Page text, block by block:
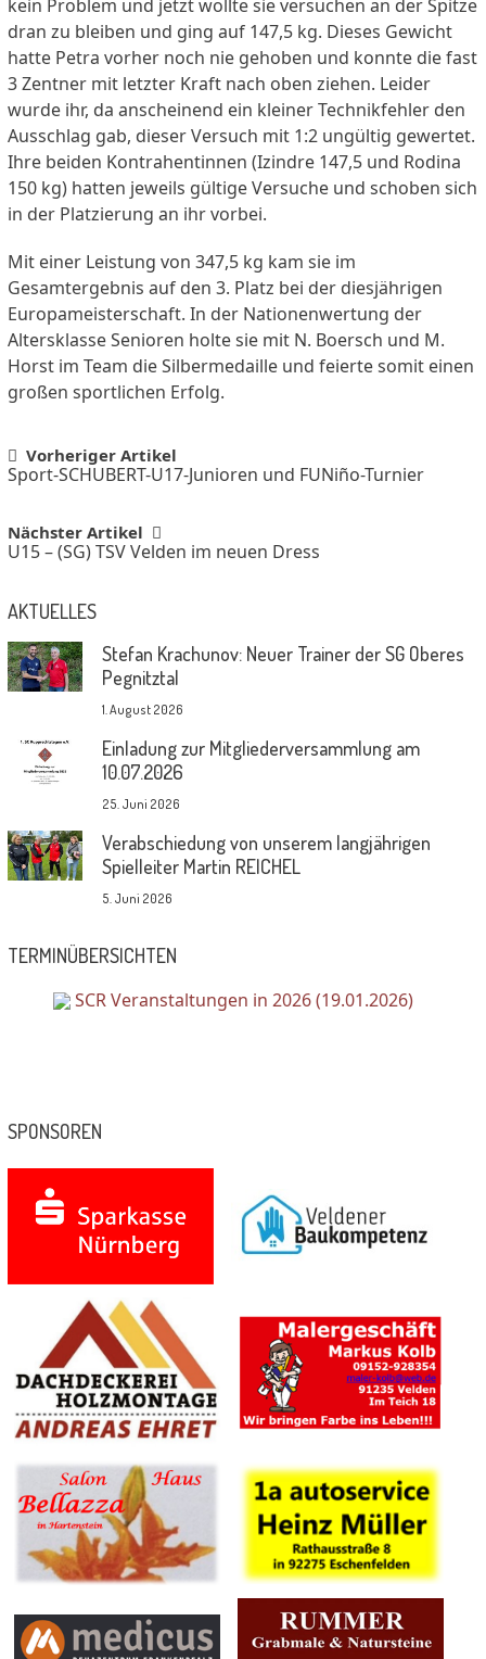
kein Problem und jetzt wollte sie versuchen an der Spitze
dran zu bleiben und ging auf 147,5 kg. Dieses Gewicht
hatte Petra vorher noch nie gehoben und konnte die fast
3 Zentner mit letzter Kraft nach oben ziehen. Leider
wurde ihr, da anscheinend ein kleiner Technikfehler den
Ausschlag gab, dieser Versuch mit 1:2 ungültig gewertet.
Ihre beiden Kontrahentinnen (Izindre 147,5 und Rodina
150 kg) hatten jeweils gültige Versuche und schoben sich
in der Platzierung an ihr vorbei.
Mit einer Leistung von 347,5 kg kam sie im
Gesamtergebnis auf den 3. Platz bei der diesjährigen
Europameisterschaft. In der Nationenwertung der
Altersklasse Senioren holte sie mit N. Boersch und M.
Horst im Team die Silbermedaille und feierte somit einen
großen sportlichen Erfolg.
Post
navigation
Vorheriger Artikel
Sport-SCHUBERT-U17-Junioren und FUNiño-Turnier
Nächster Artikel
U15 – (SG) TSV Velden im neuen Dress
AKTUELLES
Stefan Krachunov: Neuer Trainer der SG Oberes
Pegnitztal
1. August 2026
Einladung zur Mitgliederversammlung am
10.07.2026
25. Juni 2026
Verabschiedung von unserem langjährigen
Spielleiter Martin REICHEL
5. Juni 2026
TERMINÜBERSICHTEN
SCR Veranstaltungen in 2026 (19.01.2026)
SPONSOREN